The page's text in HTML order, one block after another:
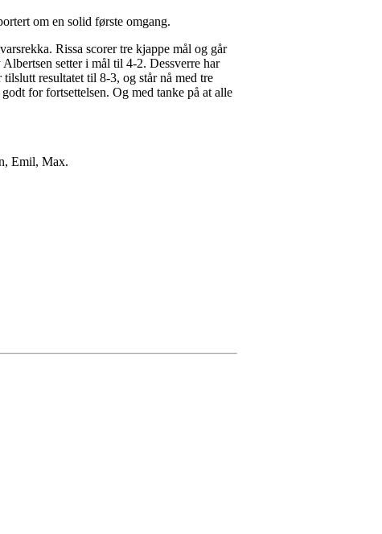
om en solid første omgang.
Rissa scorer tre kjappe mål og går
setter i mål til 4-2. Dessverre har
resultatet til 8-3, og står nå med tre
for fortsettelsen. Og med tanke på at alle
Emil, Max.